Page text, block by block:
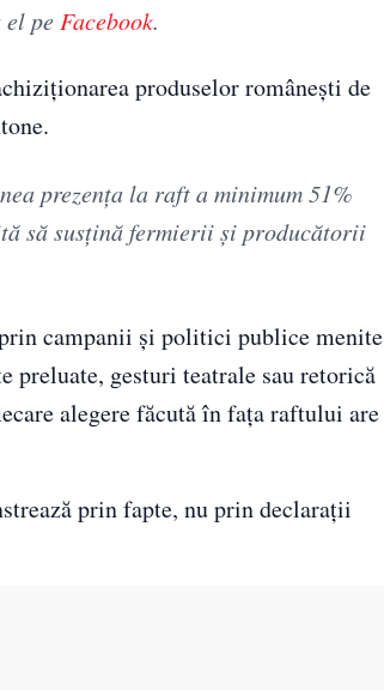
el pe Facebook.
produselor românești de
prezența la raft a minimum 51%
să susțină fermierii și producătorii
campanii și politici publice menite
preluate, gesturi teatrale sau retorică
alegere făcută în fața raftului are
prin fapte, nu prin declarații